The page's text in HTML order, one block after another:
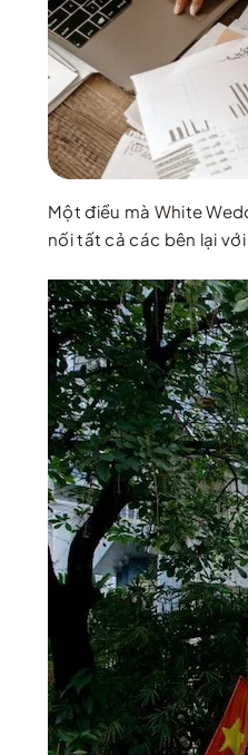
Một điều mà White
nối tất cả các bên lại